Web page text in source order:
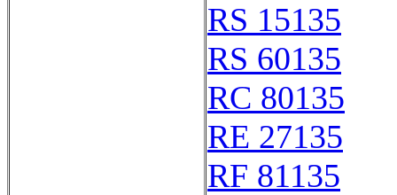
RS 15135
RS 60135
RC 80135
RE 27135
RF 81135